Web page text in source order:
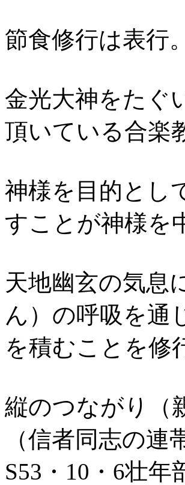
節食修行は表行
金光大神をたぐ
頂いている合楽
神様を目的とし
すことが神様を
天地幽玄の気息
ん）の呼吸を通
を積むことを修
縦のつながり（
（信者同志の
S53・10・6壮年